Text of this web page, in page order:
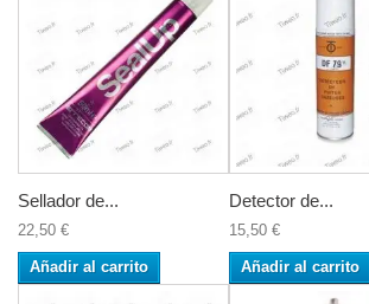
Sellador de...
22,50 €
Añadir al carrito
Detector de...
15,50 €
Añadir al carrito